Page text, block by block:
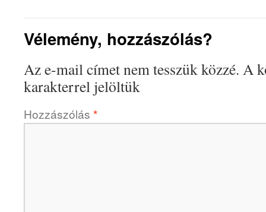
Vélemény, hozzászólás?
Az e-mail címet nem tesszük közzé. A
karakterrel jelöltük
Hozzászólás *